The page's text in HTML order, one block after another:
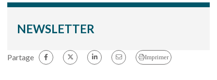
NEWSLETTER
Partage Imprimer